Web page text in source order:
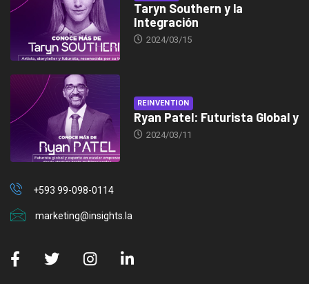
Taryn Southern y la
Integración
2024/03/15
REINVENTION
Ryan Patel: Futurista Global y
2024/03/11
+593 99-098-0114
marketing@insights.la